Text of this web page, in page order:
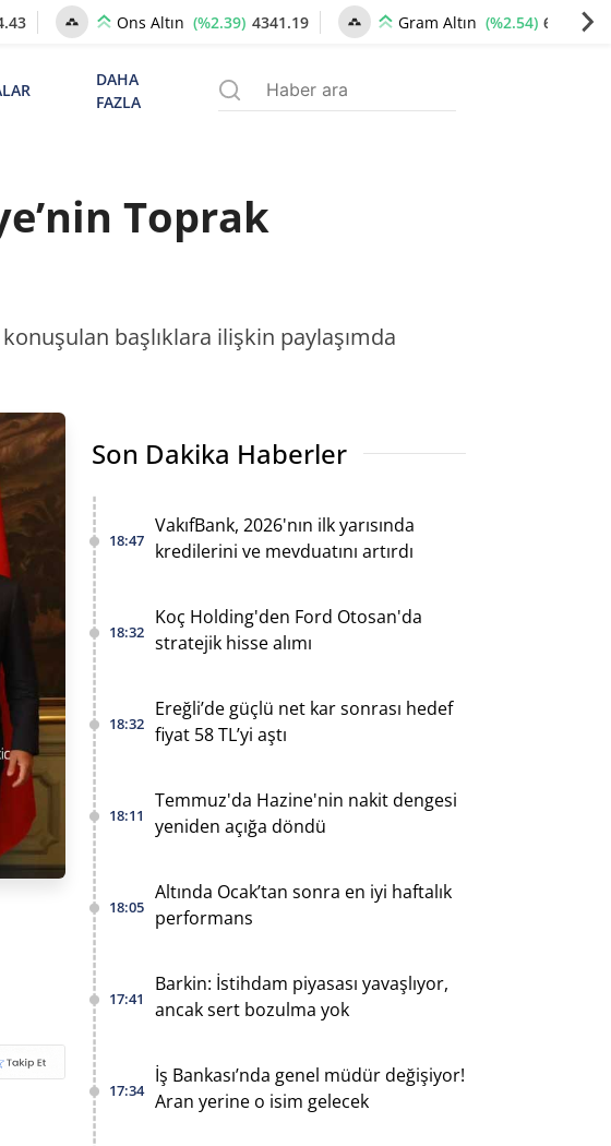
Ons Altın (%2.39) 4341.19 Gram Altın (%2.54) 6657.70
DAHA
FAZLA
Toprak
başlıklara ilişkin paylaşımda
Son Dakika Haberler
18:47
VakıfBank, 2026'nın ilk yarısında
kredilerini ve mevduatını artırdı
18:32
Koç Holding'den Ford Otosan'da
stratejik hisse alımı
18:32
Ereğli’de güçlü net kar sonrası hedef
fiyat 58 TL’yi aştı
18:11
Temmuz'da Hazine'nin nakit dengesi
yeniden açığa döndü
18:05
Altında Ocak’tan sonra en iyi haftalık
performans
17:41
Barkin: İstihdam piyasası yavaşlıyor,
ancak sert bozulma yok
17:34
İş Bankası’nda genel müdür değişiyor!
Aran yerine o isim gelecek